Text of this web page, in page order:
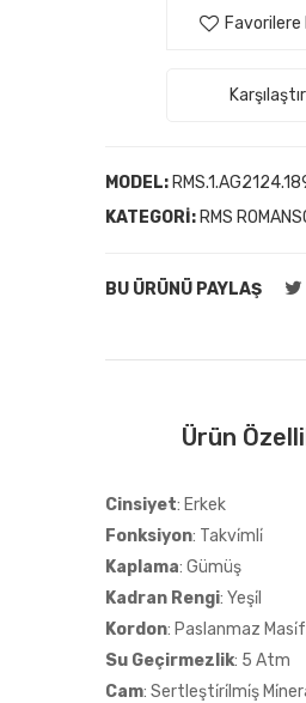
Favorilere
Karşılaştır
MODEL:
KATEGORI: RMS
BU ÜRÜNÜ PAYLAŞ
Ürün
Cinsiyet: Erkek
Fonksiyon: Takvi̇mli̇
Kaplama: Gümüş
Kadran Rengi: Yeşi̇l
Kordon: Paslanmaz
Su Geçirmezlik: 5 Atm
Cam: Sertleşti̇ri̇lmi̇ş